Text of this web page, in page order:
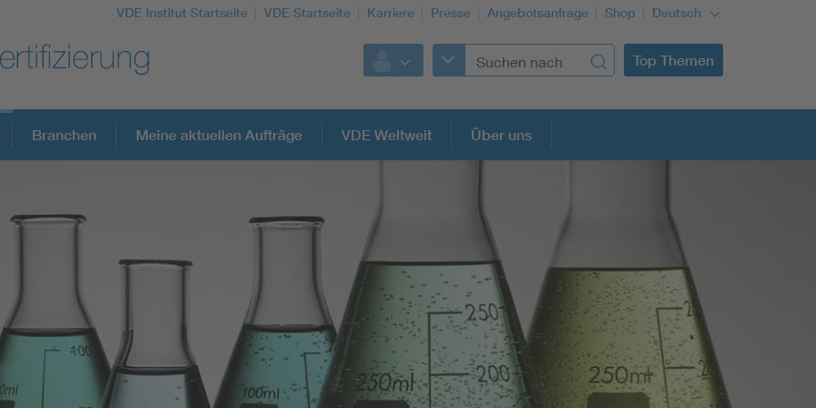
VDE Institut Startseite VDE Startseite Karriere Presse Angebotsanfrage Shop Deutsch
Top Themen
Weitere Themen
Assisted Living
Electromobility
Energy efficiency
Building Services Engineering
Information and communications technology ICT
Education + profession
Branchen Meine aktuellen Aufträge VDE Weltweit Über uns